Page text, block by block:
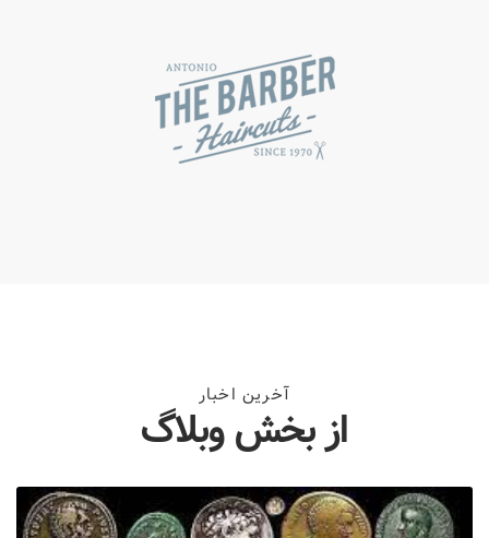
آخرین اخبار
از بخش وبلاگ